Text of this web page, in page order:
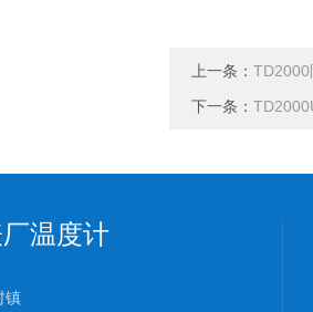
上一条： TD2000
下一条：
温度计
镇